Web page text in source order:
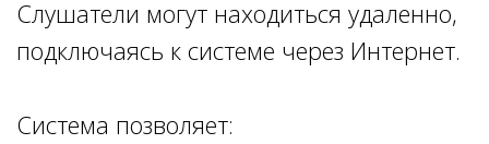
Слушатели могут находиться удаленно,
подключаясь к системе через Интернет.
Система позволяет: